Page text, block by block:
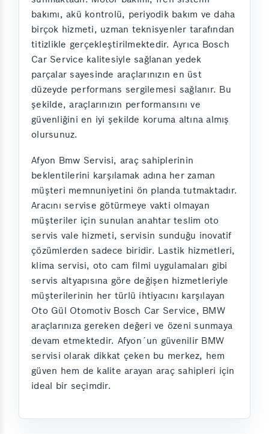
bakımı, akü kontrolü, periyodik bakım ve daha
birçok hizmeti, uzman teknisyenler tarafından
titizlikle gerçekleştirilmektedir. Ayrıca Bosch
Car Service kalitesiyle sağlanan yedek
parçalar sayesinde araçlarınızın en üst
düzeyde performans sergilemesi sağlanır. Bu
şekilde, araçlarınızın performansını ve
güvenliğini en iyi şekilde koruma altına almış
olursunuz.
Afyon Bmw Servisi, araç sahiplerinin
beklentilerini karşılamak adına her zaman
müşteri memnuniyetini ön planda tutmaktadır.
Aracını servise götürmeye vakti olmayan
müşteriler için sunulan anahtar teslim oto
servis vale hizmeti, servisin sunduğu inovatif
çözümlerden sadece biridir. Lastik hizmetleri,
klima servisi, oto cam filmi uygulamaları gibi
servis altyapısına göre değişen hizmetleriyle
müşterilerinin her türlü ihtiyacını karşılayan
Oto Gül Otomotiv Bosch Car Service, BMW
araçlarınıza gereken değeri ve özeni sunmaya
devam etmektedir. Afyon´un güvenilir BMW
servisi olarak dikkat çeken bu merkez, hem
güven hem de kalite arayan araç sahipleri için
ideal bir seçimdir.